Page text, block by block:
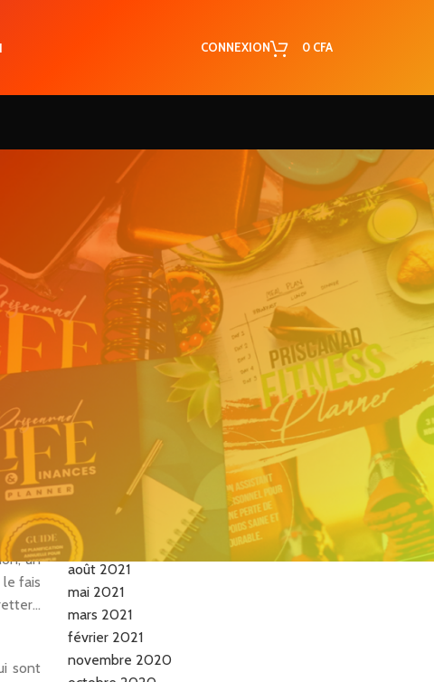
CONNEXION 0 CFA
suis
de
le
le
un
le fais
sont
RECENT COMMENTS
Josianedans5 secrets simples
pour garder son homme !
Koukde dans
Voici 3 secrets qui
ont changé ma vie de couple et
qui changeront la tienne !
Les caractéristiques
de la femme vraie…
Archives
mai 2026
septembre 2021
août 2021
mai 2021
mars 2021
février 2021
novembre 2020